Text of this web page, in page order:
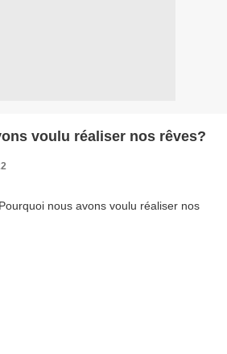
voulu réaliser nos rêves?